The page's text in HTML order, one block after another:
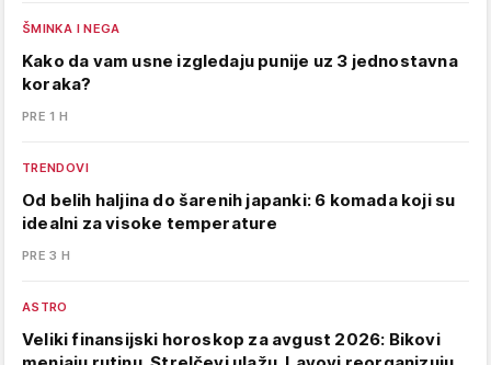
ŠMINKA I NEGA
Kako da vam usne izgledaju punije uz 3 jednostavna
koraka?
PRE 1 H
TRENDOVI
Od belih haljina do šarenih japanki: 6 komada koji su
idealni za visoke temperature
PRE 3 H
ASTRO
Veliki finansijski horoskop za avgust 2026: Bikovi